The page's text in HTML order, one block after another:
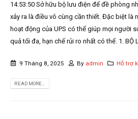
14:53:50 Sở hữu bộ lưu điện để đề phòng
xảy ra là điều vô cùng cần thiết. Đặc biệt là
hoạt động của UPS có thể giúp mọi người
quả tối đa, hạn chế rủi ro nhất có thể. 1. BỘ
9 Tháng 8, 2025 By admin Hỗ trợ
READ MORE...